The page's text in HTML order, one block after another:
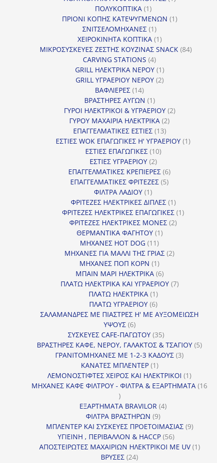
ΠΟΛΥΚΟΠΤΙΚΑ 11
προϊόν
ΠΡΙΟΝΙ ΚΟΠΗΣ ΚΑΤΕΨΥΓΜΕΝΩΝ 11
ΣΝΙΤΣΕΛΟΜΗΧΑΝΕΣ 11
προϊόν
ΧΕΙΡΟΚΙΝΗΤΑ ΚΟΠΤΙΚΑ 11
προϊόν
ΜΙΚΡΟΣΥΣΚΕΥΕΣ ΖΕΣΤΗΣ ΚΟΥΖΙΝΑΣ SNACK 8484
CARVING STATIONS 44
προϊόντα
GRILL ΗΛΕΚΤΡΙΚΑ ΝΕΡΟΥ 11
προϊόν
GRILL ΥΓΡΑΕΡΙΟΥ ΝΕΡΟΥ 22
ΒΑΦΛΙΕΡΕΣ 1414
προϊόντα
ΒΡΑΣΤΗΡΕΣ ΑΥΓΩΝ 11
προϊόν
ΓΥΡΟΙ ΗΛΕΚΤΡΙΚΟΙ & ΥΓΡΑΕΡΙΟΥ 22
ΓΥΡΟΥ ΜΑΧΑΙΡΙΑ ΗΛΕΚΤΡΙΚΑ 22
ΕΠΑΓΓΕΛΜΑΤΙΚΕΣ ΕΣΤΙΕΣ 1313
προϊόντα
ΕΣΤΙΕΣ WOK ΕΠΑΓΩΓΙΚΕΣ Η' ΥΓΡΑΕΡΙΟΥ 11
ΕΣΤΙΕΣ ΕΠΑΓΩΓΙΚΕΣ 1010
ΕΣΤΙΕΣ ΥΓΡΑΕΡΙΟΥ 22
προϊόντα
ΕΠΑΓΓΕΛΜΑΤΙΚΕΣ ΚΡΕΠΙΕΡΕΣ 66
προϊόντα
ΕΠΑΓΓΕΛΜΑΤΙΚΕΣ ΦΡΙΤΕΖΕΣ 55
ΦΙΛΤΡΑ ΛΑΔΙΟΥ 11
προϊόν
ΦΡΙΤΕΖΕΣ ΗΛΕΚΤΡΙΚΕΣ ΔΙΠΛΕΣ 11
προϊόν
ΦΡΙΤΕΖΕΣ ΗΛΕΚΤΡΙΚΕΣ ΕΠΑΓΩΓΙΚΕΣ 11
ΦΡΙΤΕΖΕΣ ΗΛΕΚΤΡΙΚΕΣ ΜΟΝΕΣ 22
ΘΕΡΜΑΝΤΙΚΑ ΦΑΓΗΤΟΥ 11
ΜΗΧΑΝΕΣ HOT DOG 1111
προϊόντα
ΜΗΧΑΝΕΣ ΓΙΑ ΜΑΛΛΙ ΤΗΣ ΓΡΙΑΣ 22
ΜΗΧΑΝΕΣ ΠΟΠ ΚΟΡΝ 11
προϊόν
ΜΠΑΙΝ ΜΑΡΙ ΗΛΕΚΤΡΙΚΑ 66
προϊόντα
ΠΛΑΤΩ ΗΛΕΚΤΡΙΚΑ ΚΑΙ ΥΓΡΑΕΡΙΟΥ 77
ΠΛΑΤΩ ΗΛΕΚΤΡΙΚΑ 11
προϊόν
ΠΛΑΤΩ ΥΓΡΑΕΡΙΟΥ 66
προϊόντα
ΣΑΛΑΜΑΝΔΡΕΣ ΜΕ ΠΙΑΣΤΡΕΣ Η' ΜΕ ΑΥΞΟΜΕΙΩΣΗ
ΥΨΟΥΣ 66
προϊόντα
ΣΥΣΚΕΥΕΣ CAFE-ΠΑΓΩΤΟΥ 3535
προϊόντα
ΒΡΑΣΤΗΡΕΣ ΚΑΦΕ, ΝΕΡΟΥ, ΓΑΛΑΚΤΟΣ & ΤΣΑΓΙΟΥ 55
ΓΡΑΝΙΤΟΜΗΧΑΝΕΣ ΜΕ 1-2-3 ΚΑΔΟΥΣ 33
ΚΑΝΑΤΕΣ ΜΠΛΕΝΤΕΡ 11
προϊόν
ΛΕΜΟΝΟΣΤΙΦΤΕΣ ΧΕΙΡΟΣ ΚΑΙ ΗΛΕΚΤΡΙΚΟΙ 11
προϊόν
ΜΗΧΑΝΕΣ ΚΑΦΕ ΦΙΛΤΡΟΥ - ΦΙΛΤΡΑ & ΕΞΑΡΤΗΜΑΤΑ 16
16
προϊόντα
ΕΞΑΡΤΗΜΑΤΑ BRAVILOR 44
ΦΙΛΤΡΑ ΒΡΑΣΤΗΡΩΝ 99
προϊόντα
ΜΠΛΕΝΤΕΡ ΚΑΙ ΣΥΣΚΕΥΕΣ ΠΡΟΕΤΟΙΜΑΣΙΑΣ 99
ΥΓΙΕΙΝΗ , ΠΕΡΙΒΑΛΛΟΝ & HACCP 5656
προϊόντα
ΑΠΟΣΤΕΙΡΩΤΕΣ ΜΑΧΑΙΡΙΩΝ ΗΛΕΚΤΡΙΚΟΙ ΜΕ UV 11
ΒΡΥΣΕΣ 2424